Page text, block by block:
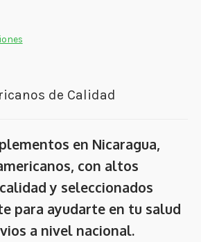
de Calidad
en Nicaragua,
con altos
y seleccionados
para ayudarte en tu salud
a nivel nacional.